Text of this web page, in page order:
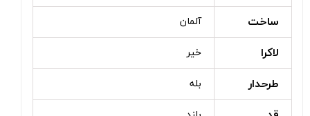
ساخت آلمان
لاکرا خیر
طرحدار بله